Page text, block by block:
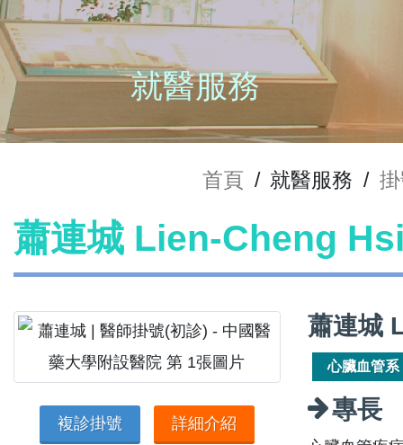
就醫服務
首頁 / 就醫服務 /
蕭連城 Lien-Cheng
複診掛號 詳細介紹
蕭連城
心臟血管系
專長